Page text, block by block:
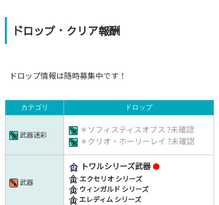
ドロップ・クリア報酬
ドロップ情報は随時募集中です！
カテゴリ ドロップ
武器迷彩
＊ソフィスティスオブス ?未確認
＊クリオ・ホーリーレイ ?未確認
武器
トワルシリーズ武器 ●
エクセリオ シリーズ
ウィンガルド シリーズ
エレディム シリーズ